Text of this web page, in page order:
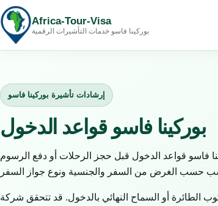
Africa-Tour-Visa
بوركينا فاسو خدمات التأشيرات الرقمية
إرشادات تأشيرة بوركينا فاسو
بوركينا فاسو قواعد الدخول
فاسو قواعد الدخول قبل حجز الرحلات أو دفع الرسوم
الطائرة أو السماح النهائي بالدخول. قد تتحقق شركة